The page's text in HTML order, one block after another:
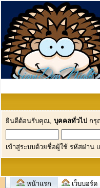
ยินดีต้อนรับคุณ, บุคคลทั่วไป กรุ
เข้าสู่ระบบด้วยชื่อผู้ใช้ รหัสผ่าน
หน้าแรก เว็บบอร์ด